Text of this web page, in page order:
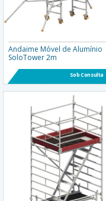
Andaime Móvel de Alumínio
SoloTower 2m
Sob Consulta